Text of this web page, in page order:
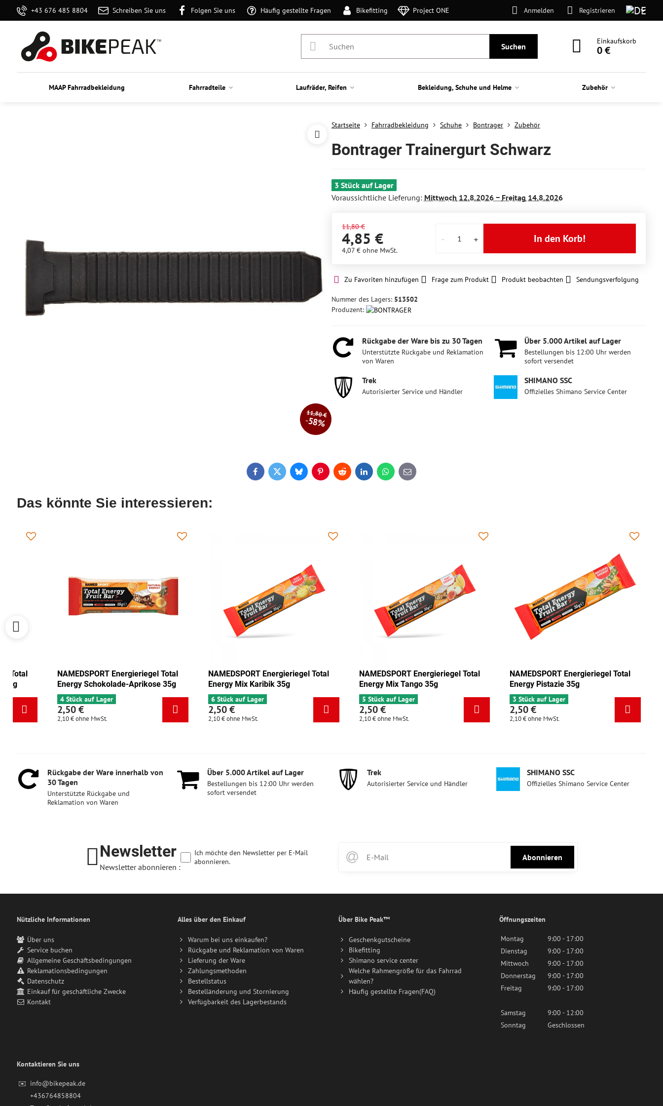
+43 676 485 8804 Schreiben Sie uns Folgen Sie uns Häufig gestellte Fragen Bikefitting Project ONE Anmelden Registrieren
Suchen
Einkaufskorb
0 €
MAAP Fahrradbekleidung Fahrradteile Laufräder, Reifen Bekleidung, Schuhe und Helme Zubehör
11,80 €
58%
Startseite Fahrradbekleidung Schuhe Bontrager Zubehör
Bontrager Trainergurt Schwarz
3 Stück auf Lager
Voraussichtliche Lieferung: Mittwoch 12.8.2026 − Freitag 14.8.2026
11,80 €
4,85 €
4,07 € ohne MwSt.
In den Korb!
Zu Favoriten hinzufügen Frage zum Produkt Produkt beobachten Sendungsverfolgung
Nummer des Lagers: 513502
Produzent:
Rückgabe der Ware bis zu 30 Tagen
Unterstützte Rückgabe und Reklamation
von Waren
Über 5​.000 Artikel auf Lager
Bestellungen bis 12:00 Uhr werden
sofort versendet
Trek
Autorisierter Service und Händler
SHIMANO SSC
Offizielles Shimano Service Center
FacebookTwitterBlueskyPinterestRedditLinkedInWhatsApp
E-
mail
Das könnte Sie interessieren:
NAMEDSPORT Energieriegel Total
Energy Cranberry-Walnuss 35g
6 Stück auf Lager
2,50 €
ohne MwSt.
NAMEDSPORT Energieriegel Total
Energy Schokolade-Aprikose 35g
4 Stück auf Lager
2,50 €
ohne MwSt.
NAMEDSPORT Energieriegel Total
Energy Mix Karibik 35g
6 Stück auf Lager
2,50 €
ohne MwSt.
NAMEDSPORT Energieriegel Total
Energy Mix Tango 35g
5 Stück auf Lager
2,50 €
ohne MwSt.
3 Stück
2,50 €
Rückgabe der Ware innerhalb von
30 Tagen
Unterstützte Rückgabe und
Reklamation von Waren
Über 5​.000 Artikel auf Lager
Bestellungen bis 12:00 Uhr werden
sofort versendet
Trek
Autorisierter Service und Händler
SHIMANO SSC
Offizielles Shimano Service Center
Newsletter
Newsletter abonnieren :
Abonnieren
Ich möchte den Newsletter per E-Mail
abonnieren.
Nützliche Informationen
Über uns
Service buchen
Allgemeine Geschäftsbedingungen
Reklamationsbedingungen
Datenschutz
Einkauf für geschäftliche Zwecke
Kontakt
Alles über den Einkauf
Warum bei uns einkaufen?
Rückgabe und Reklamation von Waren
Lieferung der Ware
Zahlungsmethoden
Bestellstatus
Bestelländerung und Stornierung
Verfügbarkeit des Lagerbestands
Über Bike Peak™
Geschenkgutscheine
Bikefitting
Shimano service center
Welche Rahmengröße für das Fahrrad
wählen?
Häufig gestellte Fragen(FAQ)
Öffnungszeiten
Montag
9:00 - 17:00
Dienstag
9:00 - 17:00
Mittwoch
9:00 - 17:00
Donnerstag
9:00 - 17:00
Freitag
9:00 - 17:00
Samstag
9:00 - 12:00
Sonntag
Geschlossen
Kontaktieren Sie uns
✉️ info@bikepeak.de
+436764858804